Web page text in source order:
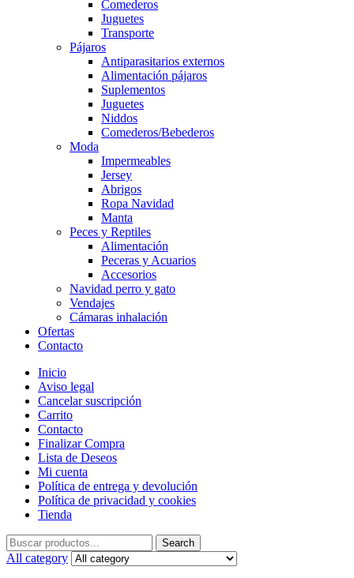
Comederos
Juguetes
Transporte
Pájaros
Antiparasitarios externos
Alimentación pájaros
Suplementos
Juguetes
Niddos
Comederos/Bebederos
Moda
Impermeables
Jersey
Abrigos
Ropa Navidad
Manta
Peces y Reptiles
Alimentación
Peceras y Acuarios
Accesorios
Navidad perro y gato
Vendajes
Cámaras inhalación
Ofertas
Contacto
Inicio
Aviso legal
Cancelar suscripción
Carrito
Contacto
Finalizar Compra
Lista de Deseos
Mi cuenta
Política de entrega y devolución
Política de privacidad y cookies
Tienda
Search
for:
Search
All category